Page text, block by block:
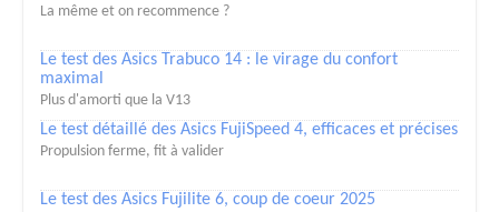
La même et on recommence ?
Le test des Asics Trabuco 14 : le virage du confort
maximal
Plus d'amorti que la V13
Le test détaillé des Asics FujiSpeed 4, efficaces et précises
Propulsion ferme, fit à valider
Le test des Asics Fujilite 6, coup de coeur 2025